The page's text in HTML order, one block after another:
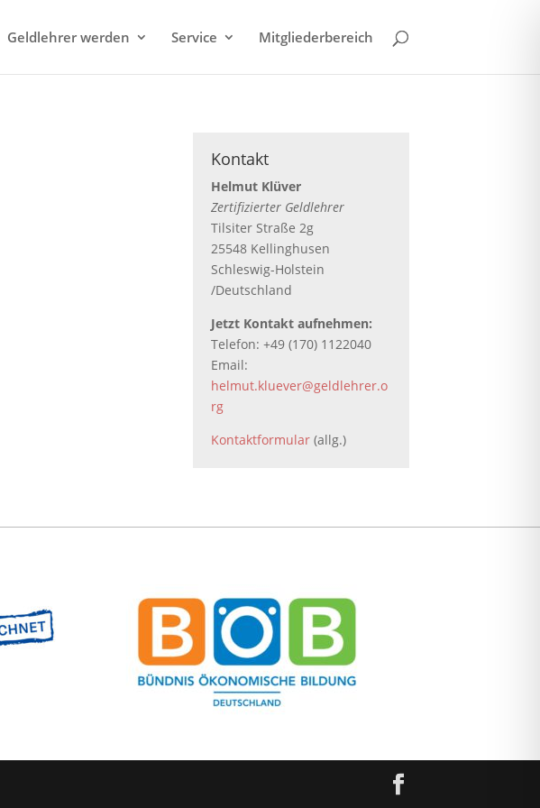
Geldlehrer werden Service Mitgliederbereich
Kontakt
Helmut Klüver
Zertifizierter Geldlehrer
Tilsiter Straße 2g
25548 Kellinghusen
Schleswig-Holstein
/Deutschland
Jetzt Kontakt aufnehmen:
Telefon: +49 (170) 1122040
Email:
helmut.kluever@geldlehrer.o
rg
Kontaktformular (allg.)